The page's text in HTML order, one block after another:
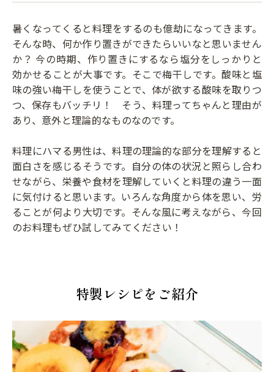
暑くなってくると料理をするのも億劫になってきます。
そんな時、何か作り置きができたらいいなと思いません
か？ 今の時期、作り置きにするなら塩分をしっかりと
効かせることが大事です。そこで梅干しです。酸味と塩
味の強い梅干しを使うことで、体が欲する酸味を取りつ
つ、保存もバッチリ！ そう、料理ってちゃんと理由が
あり、意外と理論的なものなのです。
料理にハマる男性は、料理の理論的な部分を理解すると
面白さを感じるそうです。自分の体の状況と照らし合わ
せながら、栄養や食材を理解していくと料理の違う一面
に気付けると思います。いろんな角度から体を思い、労
ることが何より大切です。そんな風に考えながら、今回
のお料理もぜひ試してみてください！
特製レシピをご紹介